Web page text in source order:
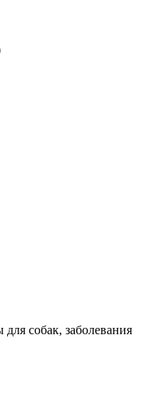
собак, заболевания